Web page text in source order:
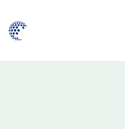
content